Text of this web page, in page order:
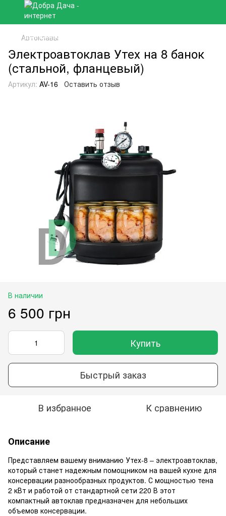
Автоклавы
Электроавтоклав Утех на 8 банок
(стальной, фланцевый)
Артикул: AV-16 Оставить отзыв
В наличии
6 500 грн
Купить
Быстрый заказ
В избранное К сравнению
Описание
Представляем вашему вниманию Утех-8 – электроавтоклав,
который станет надежным помощником на вашей кухне для
консервации разнообразных продуктов. С мощностью тена
2 кВт и работой от стандартной сети 220 В этот
компактный автоклав предназначен для небольших
объемов консервации.